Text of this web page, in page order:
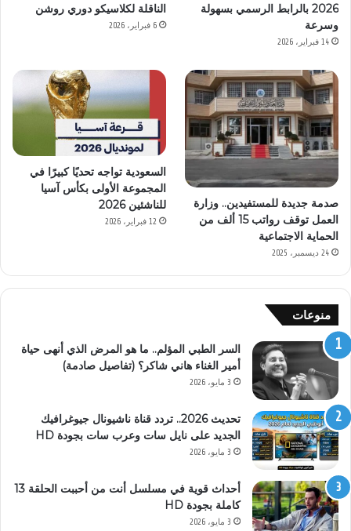
2026 بالرابط الرسمي بسهولة
وسرعة
14 فبراير، 2026
الناقلة لكلاسيكو دوري روشن
6 فبراير، 2026
صدمة جديدة للمستفيدين.. وزارة
العمل توقف رواتب 15 ألف من
الحماية الاجتماعية
24 ديسمبر، 2025
السعودية تواجه تحديًا كبيرًا في
المجموعة الأولى بكأس آسيا
للناشئين 2026
12 فبراير، 2026
منوعات
السر الطبي المؤلم.. ما هو المرض الذي أنهى حياة
أمير الغناء هاني شاكر؟ (تفاصيل صادمة)
3 مايو، 2026
تحديث 2026.. تردد قناة ناشيونال جيوغرافيك
الجديد على نايل سات وعرب سات بجودة HD
3 مايو، 2026
أحداث قوية في مسلسل أنت من أحببت الحلقة 13
كاملة بجودة HD
3 مايو، 2026